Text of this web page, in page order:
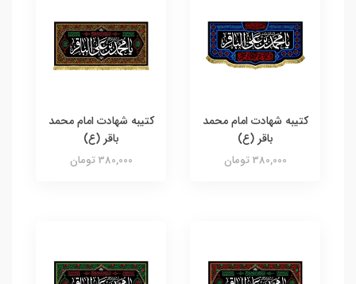
کتیبه شهادت امام محمد
باقر (ع)
380,000 تومان
کتیبه شهادت امام محمد
باقر (ع)
380,000 تومان